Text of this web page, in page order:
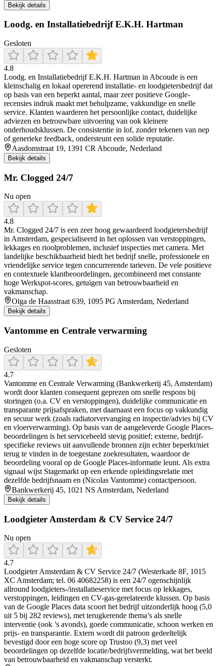
Bekijk details
Loodg. en Installatiebedrijf E.K.H. Hartman
Gesloten
4.8
Loodg. en Installatiebedrijf E.K.H. Hartman in Abcoude is een
kleinschalig en lokaal opererend installatie- en loodgietersbedrijf dat
op basis van een beperkt aantal, maar zeer positieve Google-
recensies indruk maakt met behulpzame, vakkundige en snelle
service. Klanten waarderen het persoonlijke contact, duidelijke
adviezen en betrouwbare uitvoering van ook kleinere
onderhoudsklussen. De consistentie in lof, zonder tekenen van nep
of generieke feedback, ondersteunt een solide reputatie.
Aasdomstraat 19, 1391 CR Abcoude, Nederland
Bekijk details
Mr. Clogged 24/7
Nu open
4.8
Mr. Clogged 24/7 is een zeer hoog gewaardeerd loodgietersbedrijf
in Amsterdam, gespecialiseerd in het oplossen van verstoppingen,
lekkages en rioolproblemen, inclusief inspecties met camera. Met
landelijke beschikbaarheid biedt het bedrijf snelle, professionele en
vriendelijke service tegen concurrerende tarieven. De vele positieve
en contextuele klantbeoordelingen, gecombineerd met constante
hoge Werkspot-scores, getuigen van betrouwbaarheid en
vakmanschap.
Olga de Haasstraat 639, 1095 PG Amsterdam, Nederland
Bekijk details
Vantomme en Centrale verwarming
Gesloten
4.7
Vantomme en Centrale Verwarming (Bankwerkerij 45, Amsterdam)
wordt door klanten consequent geprezen om snelle respons bij
storingen (o.a. CV en verstoppingen), duidelijke communicatie en
transparante prijsafspraken, met daarnaast een focus op vakkundig
en secuur werk (zoals radiatorvervanging en inspectie/advies bij CV
en vloerverwarming). Op basis van de aangeleverde Google Places-
beoordelingen is het servicebeeld stevig positief; externe, bedrijf-
specifieke reviews uit aanvullende bronnen zijn echter beperkt/niet
terug te vinden in de toegestane zoekresultaten, waardoor de
beoordeling vooral op de Google Places-informatie leunt. Als extra
signaal wijst Stagemarkt op een erkende opleidingsrelatie met
dezelfde bedrijfsnaam en (Nicolas Vantomme) contactpersoon.
Bankwerkerij 45, 1021 NS Amsterdam, Nederland
Bekijk details
Loodgieter Amsterdam & CV Service 24/7
Nu open
4.7
Loodgieter Amsterdam & CV Service 24/7 (Westerkade 8F, 1015
XC Amsterdam; tel. 06 40682258) is een 24/7 ogenschijnlijk
allround loodgieters-/installatieservice met focus op lekkages,
verstoppingen, leidingen en CV-gas-gerelateerde klussen. Op basis
van de Google Places data scoort het bedrijf uitzonderlijk hoog (5,0
uit 5 bij 282 reviews), met terugkerende thema’s als snelle
interventie (ook ’s avonds), goede communicatie, schoon werken en
prijs- en transparantie. Extern wordt dit patroon gedeeltelijk
bevestigd door een hoge score op Trustoo (9,3) met veel
beoordelingen op dezelfde locatie/bedrijfsvermelding, wat het beeld
van betrouwbaarheid en vakmanschap versterkt.